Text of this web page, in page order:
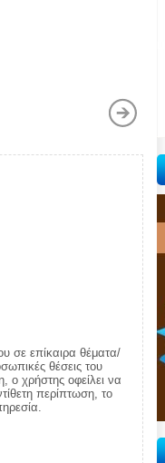
σε επίκαιρα θέματα/
θέσεις του
ο χρήστης οφείλει να
περίπτωση, το